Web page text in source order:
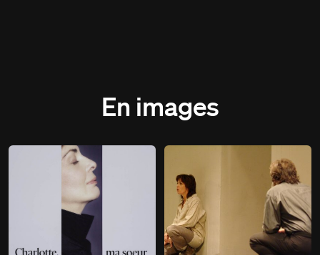
En images